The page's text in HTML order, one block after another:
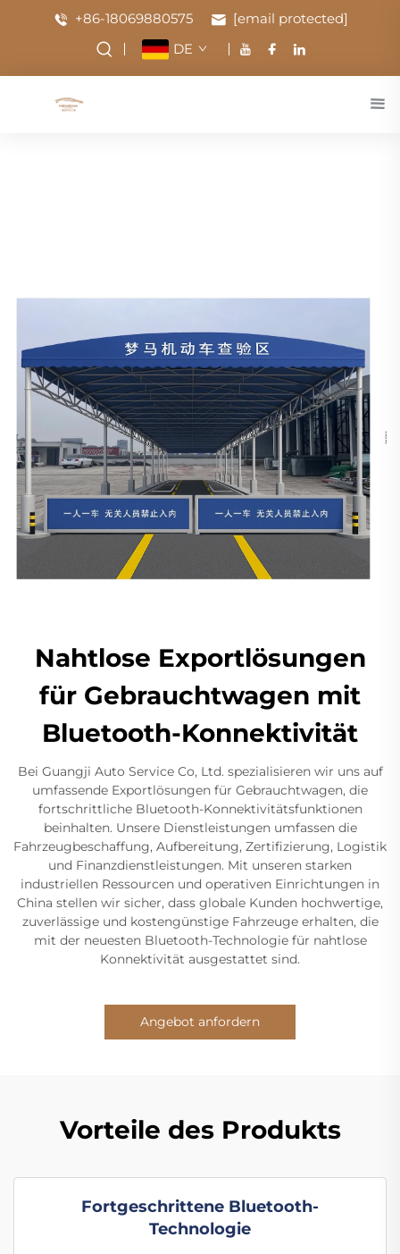
+86-18069880575
[email protected]
DE
Nahtlose Exportlösungen
für Gebrauchtwagen mit
Bluetooth-Konnektivität
Bei Guangji Auto Service Co, Ltd. spezialisieren wir uns auf
umfassende Exportlösungen für Gebrauchtwagen, die
fortschrittliche Bluetooth-Konnektivitätsfunktionen
beinhalten. Unsere Dienstleistungen umfassen die
Fahrzeugbeschaffung, Aufbereitung, Zertifizierung, Logistik
und Finanzdienstleistungen. Mit unseren starken
industriellen Ressourcen und operativen Einrichtungen in
China stellen wir sicher, dass globale Kunden hochwertige,
zuverlässige und kostengünstige Fahrzeuge erhalten, die
mit der neuesten Bluetooth-Technologie für nahtlose
Konnektivität ausgestattet sind.
Angebot anfordern
Vorteile des Produkts
Fortgeschrittene Bluetooth-
Technologie